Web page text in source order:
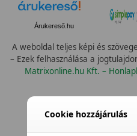
Árukereső.hu
A weboldal teljes képi és
– Ezek felhasználása a
Matrixonline.hu Kft. –
Cookie hozzájárulás